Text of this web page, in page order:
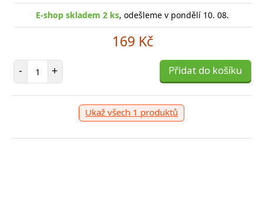
E-shop skladem 2 ks, odešleme v pondělí 10. 08.
169 Kč
- Počet položek
+ Přidat do košíku
Ukaž všech 1 produktů
Přidat do košíku